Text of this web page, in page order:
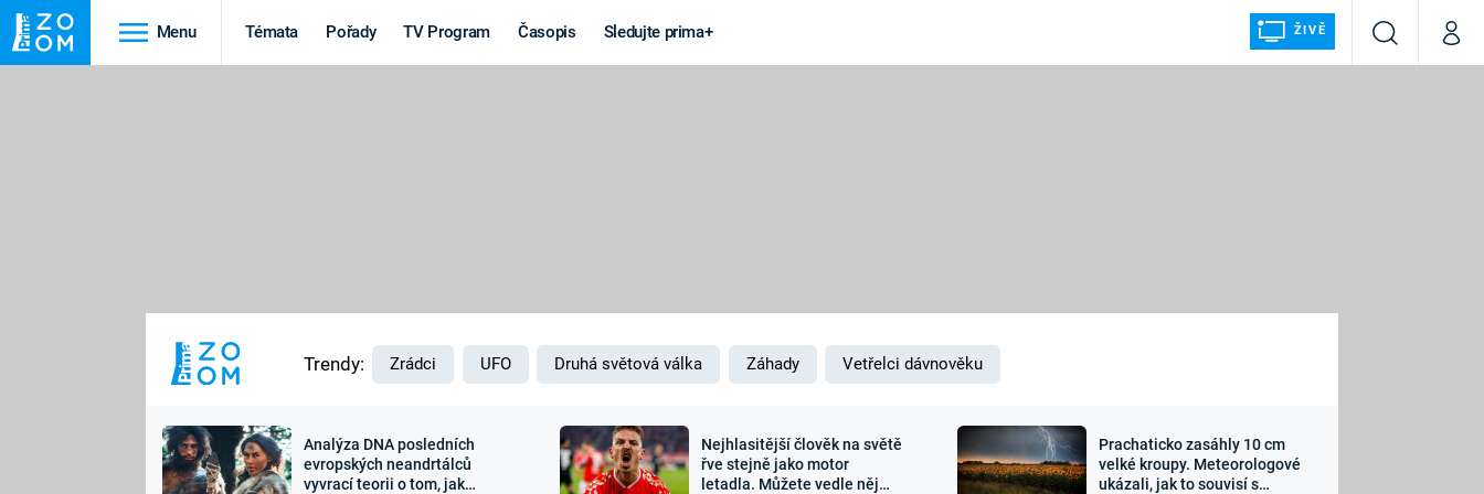
Menu Témata Pořady TV Program Časopis Sledujte prima+ ŽIVĚ
VyhledáváníMůj
MARS
Výročí
Záhady a
Zajímavosti Sledujte nás
Trendy: Zrádci UFO Druhá světová válka Záhady Vetřelci dávnověku
Analýza DNA posledních
evropských neandrtálců
vyvrací teorii o tom, jak
Nejhlasitější člověk na světě
řve stejně jako motor
letadla. Můžete vedle něj
Prachaticko zasáhly 10 cm
velké kroupy. Meteorologové
ukázali, jak to souvisí s